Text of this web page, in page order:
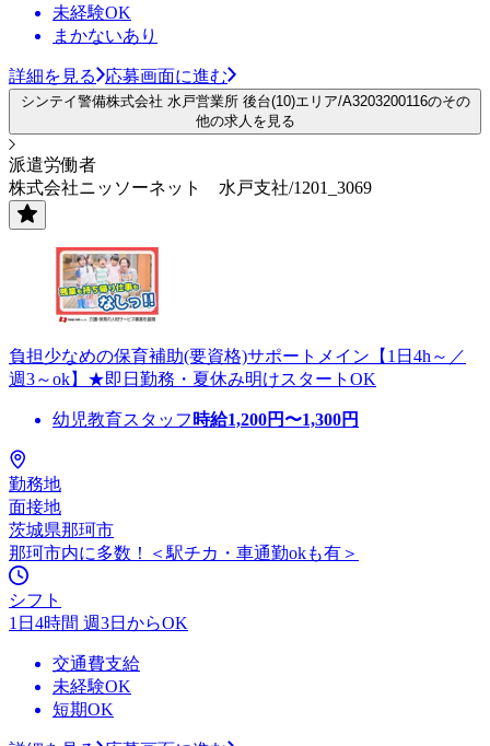
未経験OK
まかないあり
詳細を見る 応募画面に進む
シンテイ警備株式会社 水戸営業所 後台(10)エリア/A3203200116のその
他の求人を見る
派遣労働者
株式会社ニッソーネット 水戸支社/1201_3069
負担少なめの保育補助(要資格)サポートメイン【1日4h～／
週3～ok】★即日勤務・夏休み明けスタートOK
幼児教育スタッフ 時給1,200円〜1,300円
勤務地
面接地
茨城県那珂市
那珂市内に多数！＜駅チカ・車通勤okも有＞
シフト
1日4時間 週3日からOK
交通費支給
未経験OK
短期OK